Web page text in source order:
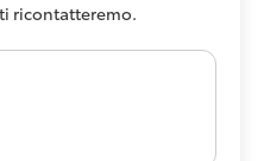
ricontatteremo.